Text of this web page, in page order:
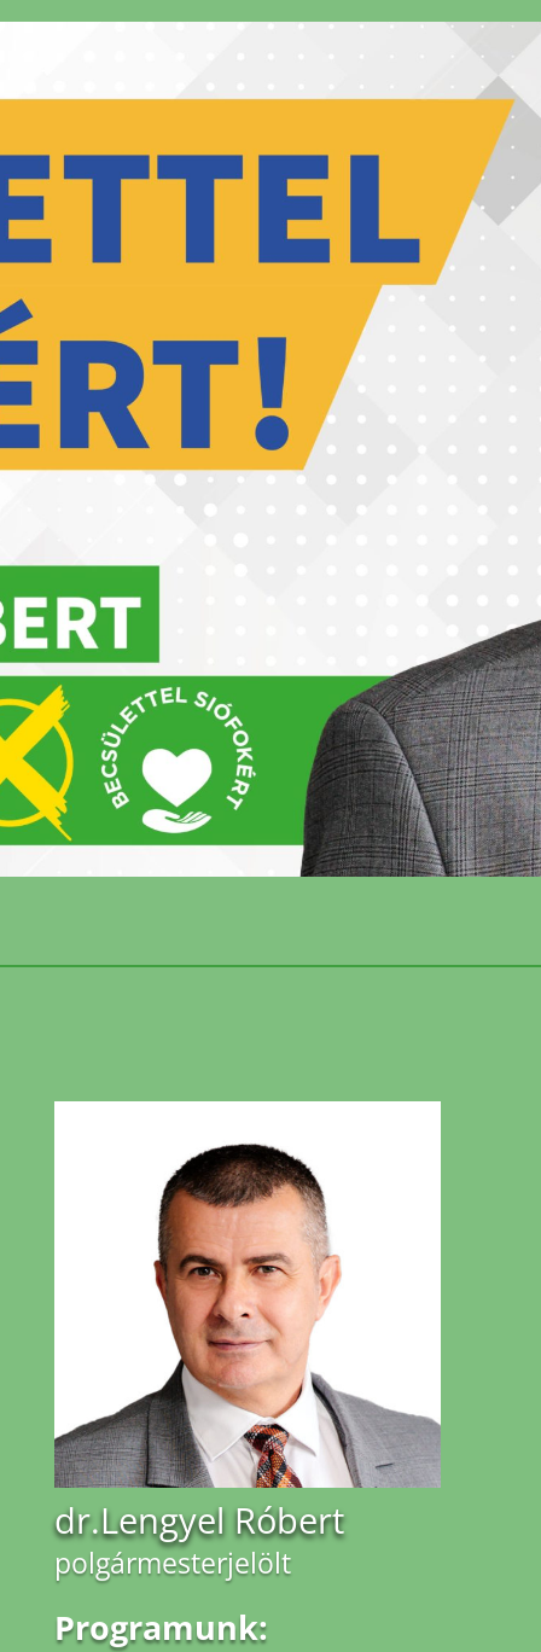
dr.Lengyel Róbert
polgármesterjelölt
Programunk: